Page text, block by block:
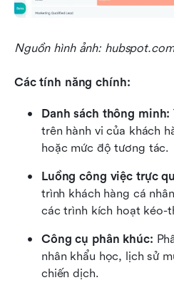
Nguồn hình ảnh: hubspot.com
Các tính năng chính:
Danh sách thông minh:
trên hành vi của khách
hoặc mức độ tương tác.
Luồng công việc trực
trình khách hàng cá
các trình kích hoạt kéo-
Công cụ phân khúc:
nhân khẩu học, lịch sử
chiến dịch.